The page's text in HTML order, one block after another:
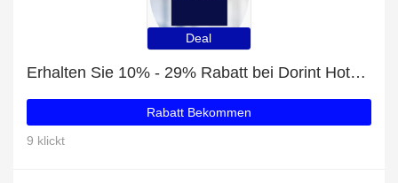
Deal
Erhalten Sie 10% - 29% Rabatt bei Dorint Hotels & Resorts
Rabatt Bekommen
9 klickt